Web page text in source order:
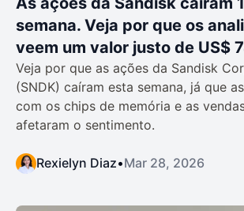
semana. Veja por que os
veem um valor justo de US$
Veja por que as ações da Sandisk
(SNDK) caíram esta semana, já que
com os chips de memória e as
afetaram o sentimento.
Rexielyn Diaz•Mar 28, 2026